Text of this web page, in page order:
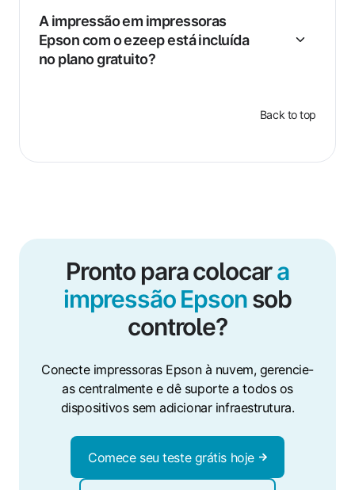
A impressão em impressoras
Epson com o ezeep está incluída
no plano gratuito?
Back to top
Pronto para colocara
impressão Epsonsob
controle?
Conecte impressoras Epson à nuvem, gerencie-
as centralmente e dê suporte a todos os
dispositivos sem adicionar infraestrutura.
Comece seu teste grátis hoje